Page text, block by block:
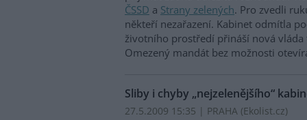
ČSSD a Strany zelených. Pro zvedli
někteří nezařazení. Kabinet odmítla
životního prostředí přináší nová vláda
Omezený mandát bez možnosti
Sliby i chyby „nejzelenějšího“
27.5.2009 15:35 | PRAHA (Ekolist.cz)